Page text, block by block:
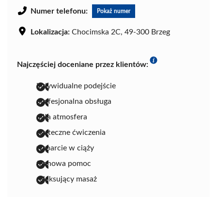
Numer telefonu: Pokaż numer
Lokalizacja: Chocimska 2C, 49-300 Brzeg
Najczęściej doceniane przez klientów:
indywidualne podejście
profesjonalna obsługa
miła atmosfera
skuteczne ćwiczenia
wsparcie w ciąży
fachowa pomoc
relaksujący masaż